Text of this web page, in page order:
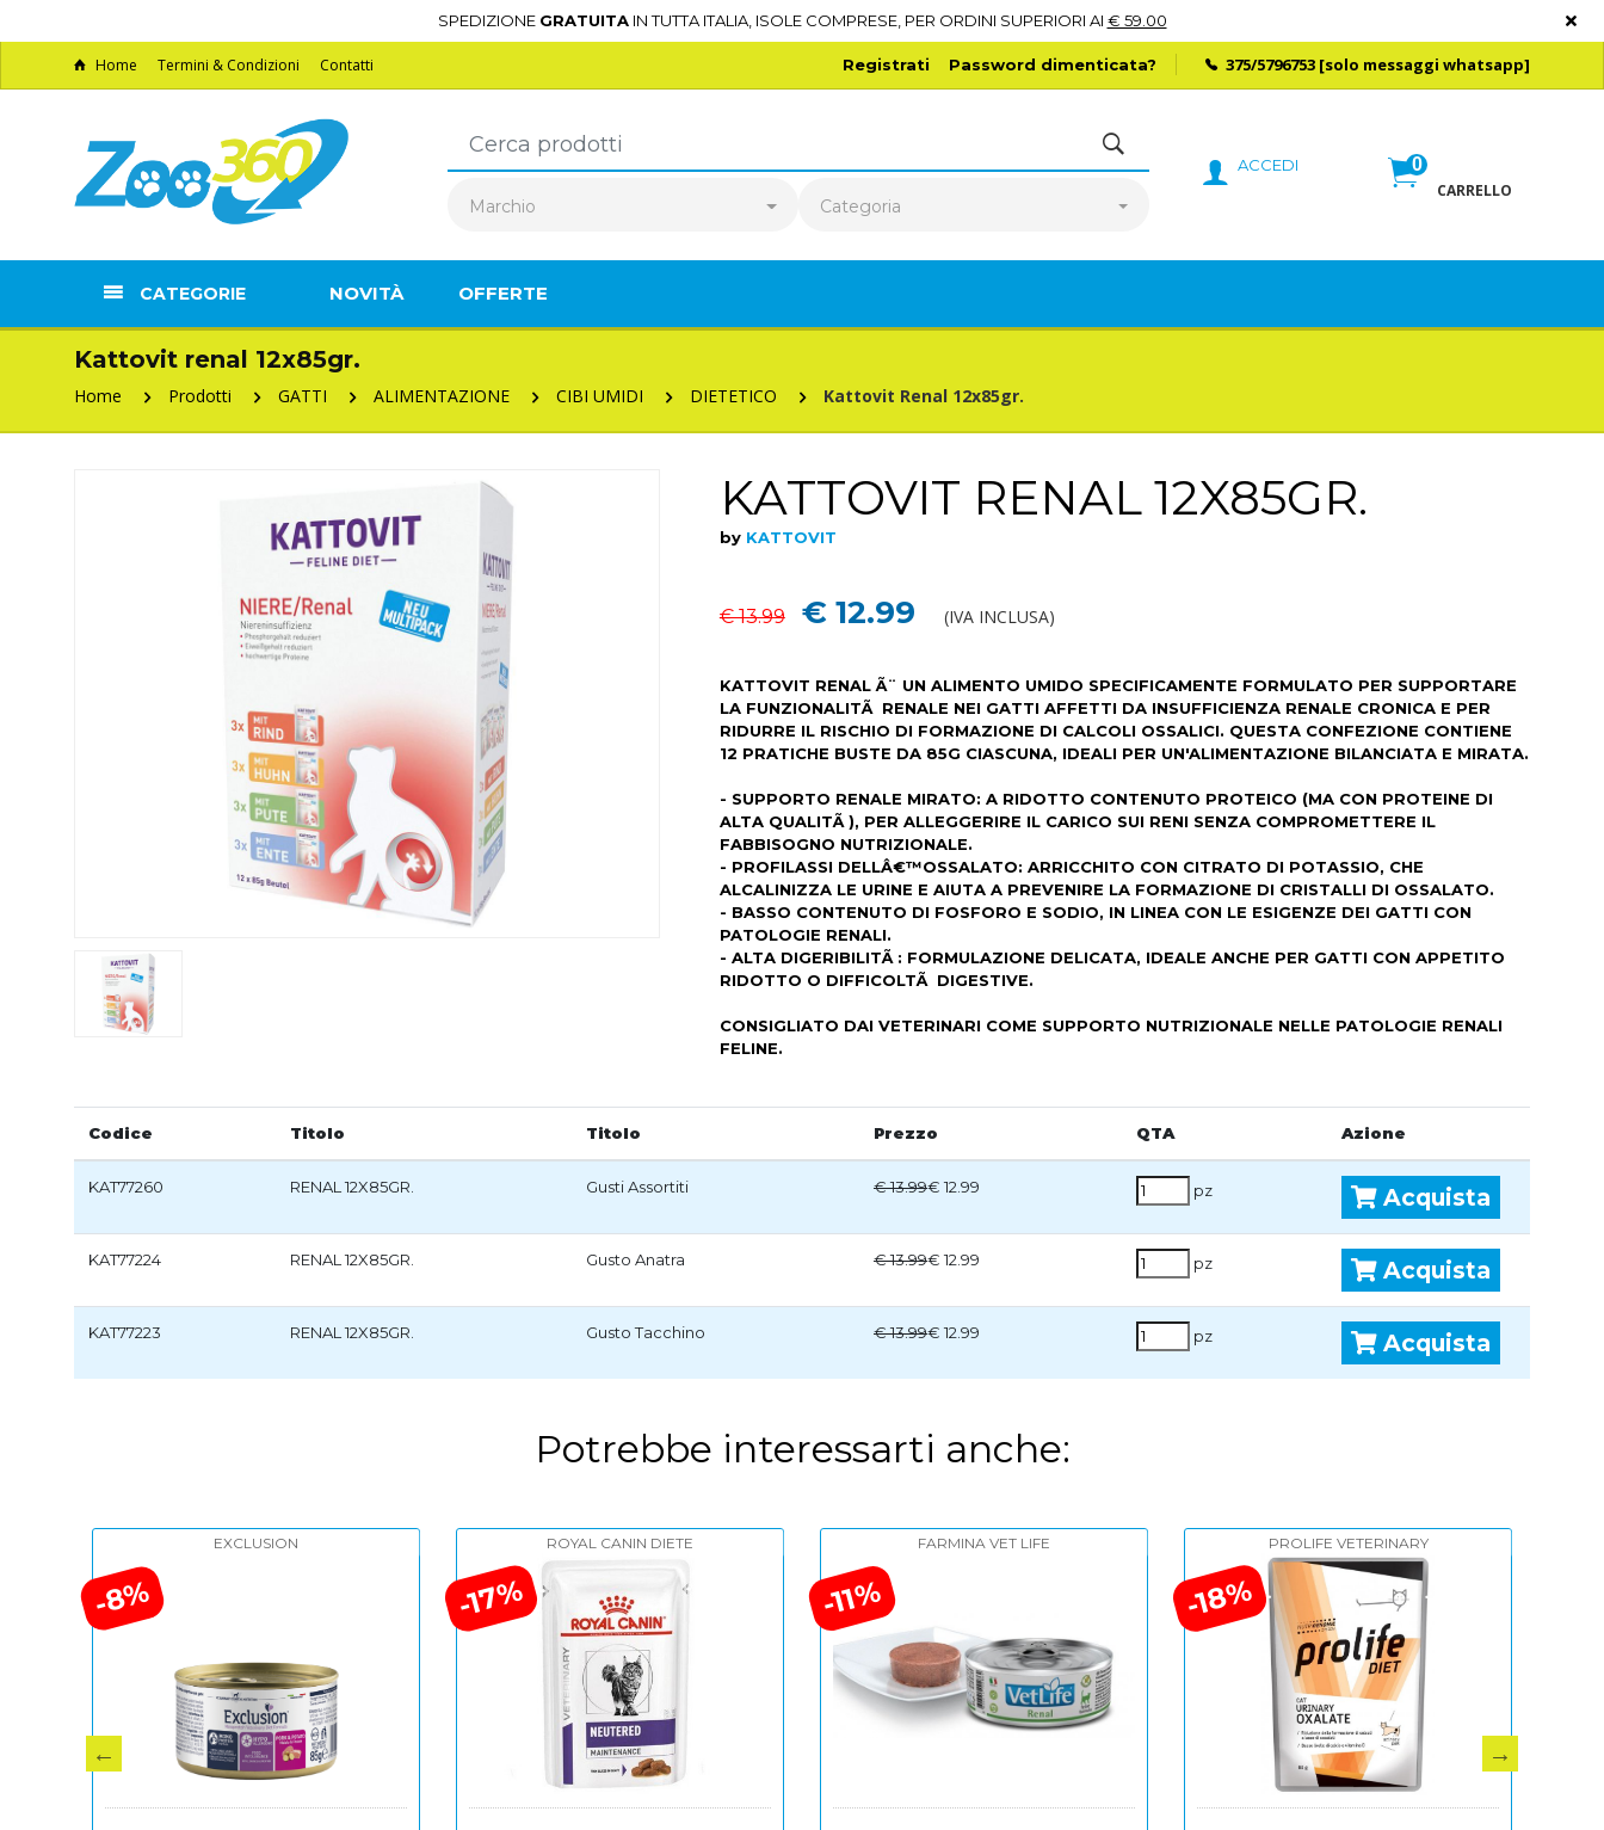
SPEDIZIONE GRATUITAIN TUTTA ITALIA, ISOLE COMPRESE, PER ORDINI SUPERIORI AI € 59.00
Home Termini & Condizioni Contatti 375/5796753 [solo messaggi whatsapp]
Password dimenticata?
Registrati
Marchio Categoria
ACCEDI
0
CARRELLO
CATEGORIE NOVITÀ OFFERTE
Kattovit renal 12x85gr.
Home Prodotti GATTI ALIMENTAZIONE CIBI UMIDI DIETETICO Kattovit Renal 12x85gr.
KATTOVIT RENAL 12X85GR.
by KATTOVIT
€ 13.99 € 12.99 (IVA INCLUSA)
KATTOVIT RENAL Ã¨ UN ALIMENTO UMIDO SPECIFICAMENTE FORMULATO PER SUPPORTARE
LA FUNZIONALITÃ RENALE NEI GATTI AFFETTI DA INSUFFICIENZA RENALE CRONICA E PER
RIDURRE IL RISCHIO DI FORMAZIONE DI CALCOLI OSSALICI. QUESTA CONFEZIONE CONTIENE
12 PRATICHE BUSTE DA 85G CIASCUNA, IDEALI PER UN'ALIMENTAZIONE BILANCIATA E MIRATA.
- SUPPORTO RENALE MIRATO: A RIDOTTO CONTENUTO PROTEICO (MA CON PROTEINE DI
ALTA QUALITÃ ), PER ALLEGGERIRE IL CARICO SUI RENI SENZA COMPROMETTERE IL
FABBISOGNO NUTRIZIONALE.
- PROFILASSI DELLÂ€™OSSALATO: ARRICCHITO CON CITRATO DI POTASSIO, CHE
ALCALINIZZA LE URINE E AIUTA A PREVENIRE LA FORMAZIONE DI CRISTALLI DI OSSALATO.
- BASSO CONTENUTO DI FOSFORO E SODIO, IN LINEA CON LE ESIGENZE DEI GATTI CON
PATOLOGIE RENALI.
- ALTA DIGERIBILITÃ : FORMULAZIONE DELICATA, IDEALE ANCHE PER GATTI CON APPETITO
RIDOTTO O DIFFICOLTÃ DIGESTIVE.
CONSIGLIATO DAI VETERINARI COME SUPPORTO NUTRIZIONALE NELLE PATOLOGIE RENALI
FELINE.
Codice Titolo Titolo Prezzo QTA Azione
KAT77260 RENAL 12X85GR. Gusti Assortiti € 13.99€ 12.99 pz Acquista
KAT77224 RENAL 12X85GR. Gusto Anatra € 13.99€ 12.99 pz Acquista
KAT77223 RENAL 12X85GR. Gusto Tacchino € 13.99€ 12.99 pz Acquista
Potrebbe interessarti anche:
-8%
EXCLUSION
-17%
ROYAL CANIN DIETE
-11%
FARMINA VET LIFE
-18%
PROLIFE VETERINARY